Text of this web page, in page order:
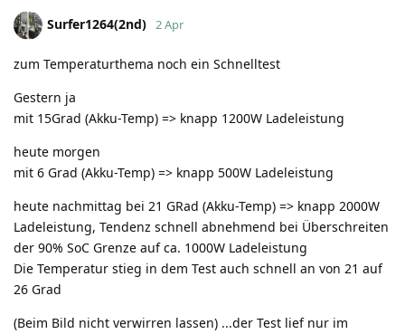
Surfer1264(2nd) 2 Apr
zum Temperaturthema noch ein Schnelltest
Gestern ja
mit 15Grad (Akku-Temp) => knapp 1200W Ladeleistung
heute morgen
mit 6 Grad (Akku-Temp) => knapp 500W Ladeleistung
heute nachmittag bei 21 GRad (Akku-Temp) => knapp 2000W
Ladeleistung, Tendenz schnell abnehmend bei Überschreiten
der 90% SoC Grenze auf ca. 1000W Ladeleistung
Die Temperatur stieg in dem Test auch schnell an von 21 auf
26 Grad
(Beim Bild nicht verwirren lassen) ...der Test lief nur im